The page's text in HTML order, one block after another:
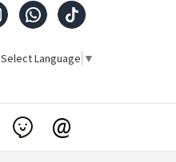
Select Language ▼
@